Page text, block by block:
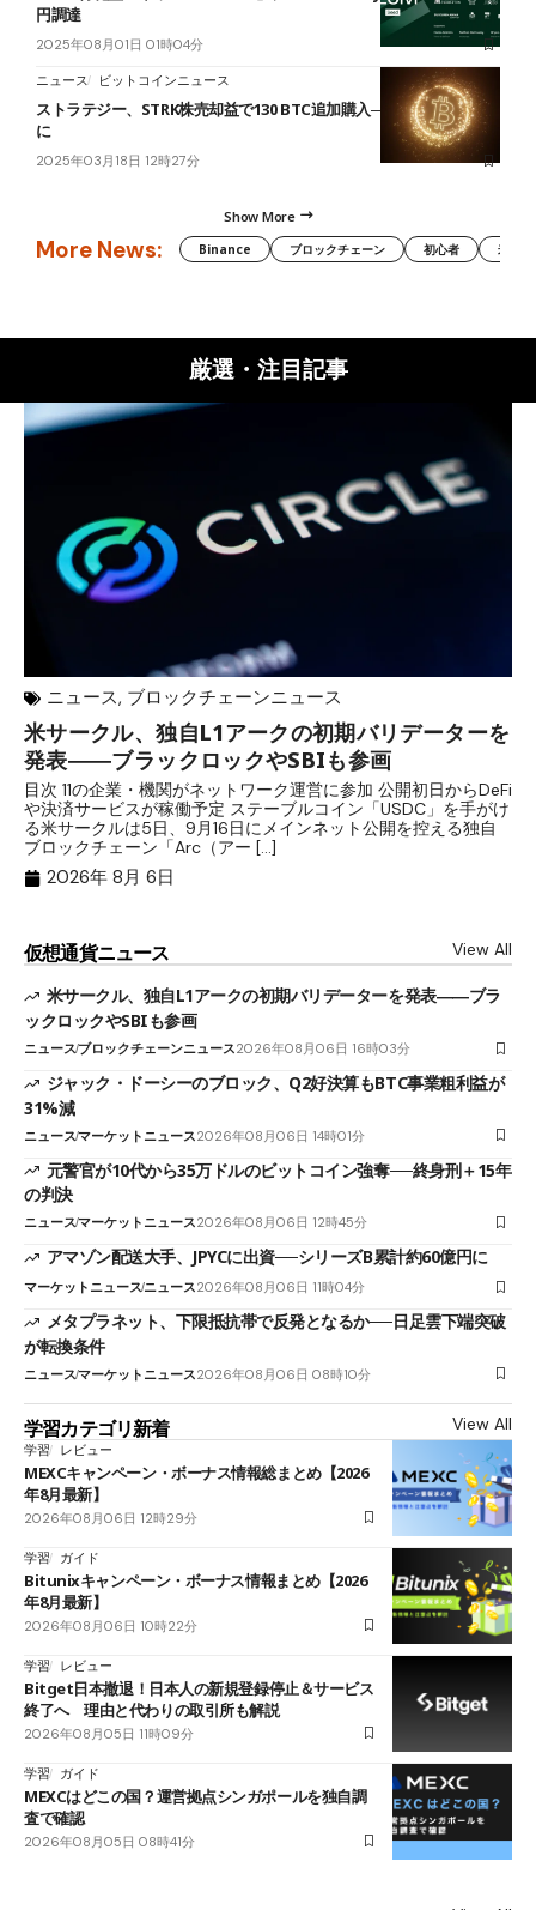
円調達
2025年08月01日 01時04分
ニュース ビットコインニュース
ストラテジー、STRK株売却益で130 BTC追加購入──評価額6.2兆円
に
2025年03月18日 12時27分
Show More
More News: Binance ブロックチェーン 初心者 米国
厳選・注目記事
ニュース, ブロックチェーンニュース
米サークル、独自L1アークの初期バリデーターを
発表――ブラックロックやSBIも参画
目次 11の企業・機関がネットワーク運営に参加 公開初日からDeFi
や決済サービスが稼働予定 ステーブルコイン「USDC」を手がけ
る米サークルは5日、9月16日にメインネット公開を控える独自
ブロックチェーン「Arc（アー […]
2026年 8月 6日
仮想通貨ニュース View All
米サークル、独自L1アークの初期バリデーターを発表――ブラ
ックロックやSBIも参画
ニュースブロックチェーンニュース2026年08月06日 16時03分
ジャック・ドーシーのブロック、Q2好決算もBTC事業粗利益が
31%減
ニュースマーケットニュース2026年08月06日 14時01分
元警官が10代から35万ドルのビットコイン強奪──終身刑＋15年
の判決
ニュースマーケットニュース2026年08月06日 12時45分
アマゾン配送大手、JPYCに出資──シリーズB累計約60億円に
マーケットニュースニュース2026年08月06日 11時04分
メタプラネット、下限抵抗帯で反発となるか──日足雲下端突破
が転換条件
ニュースマーケットニュース2026年08月06日 08時10分
学習カテゴリ新着 View All
学習 レビュー
MEXCキャンペーン・ボーナス情報総まとめ【2026
年8月最新】
2026年08月06日 12時29分
学習 ガイド
Bitunixキャンペーン・ボーナス情報まとめ【2026
年8月最新】
2026年08月06日 10時22分
学習 レビュー
Bitget日本撤退！日本人の新規登録停止＆サービス
終了へ 理由と代わりの取引所も解説
2026年08月05日 11時09分
学習 ガイド
MEXCはどこの国？運営拠点シンガポールを独自調
査で確認
2026年08月05日 08時41分